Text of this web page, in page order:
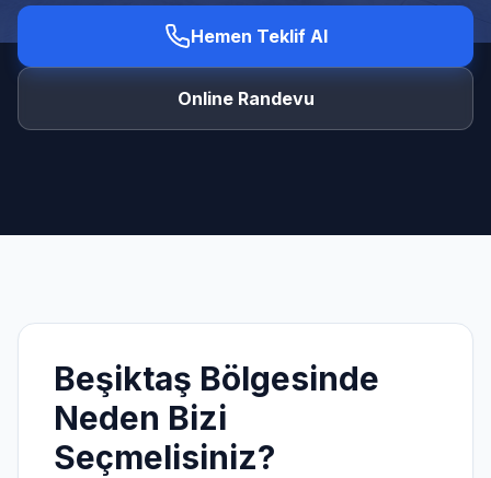
Hemen Teklif Al
Online Randevu
Beşiktaş Bölgesinde
Neden Bizi
Seçmelisiniz?